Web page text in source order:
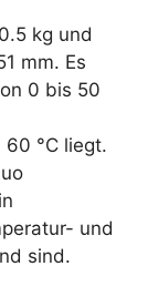
kg und
mm. Es
0 bis 50
°C liegt.
und
sind.